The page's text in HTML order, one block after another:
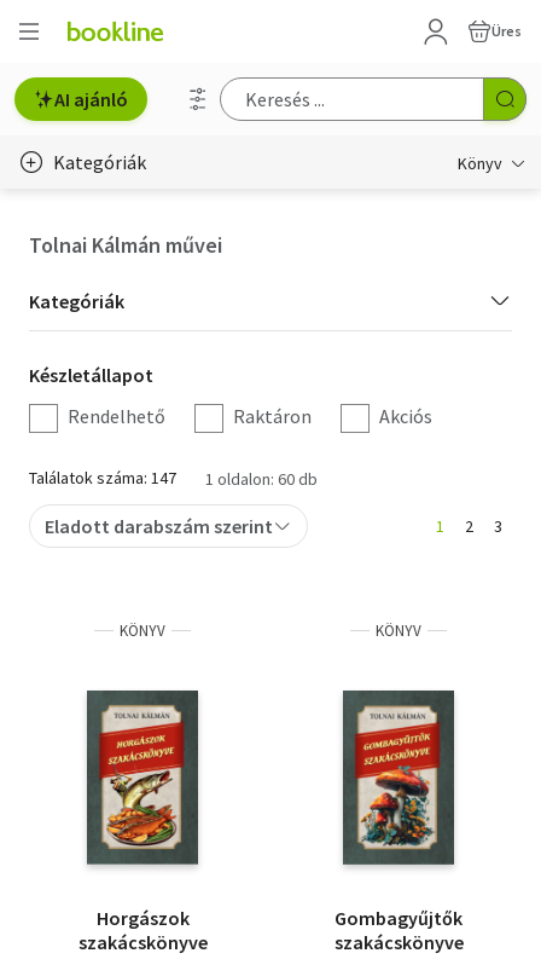
Üres
AI ajánló
Kategóriák Könyv
Hobbi, szabadidő
Irodalom
Művészet
Szakkönyv
Tankönyv, segédkönyv
Társadalomtudomány
Természettudomány
Történelem
Tolnai Kálmán művei
Kategória
szűrés
Kategóriák
Készletállapot
szűrés
Készletállapot
Rendelhető
Raktáron Akciós
Találatok száma: 147 1 oldalon: 60 db
Eladott darabszám szerint 1 2 3
KÖNYV
Horgászok
szakácskönyve
KÖNYV
Gombagyűjtők
szakácskönyve